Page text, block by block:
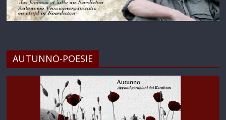
AUTUNNO-POESIE